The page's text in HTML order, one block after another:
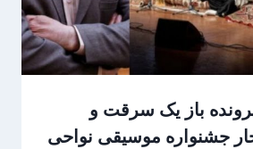
باز یک سرقت و
جشنواره موسیقی نواحی